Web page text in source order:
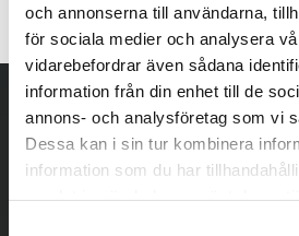
och annonserna till användarna,
för sociala medier och analysera
vidarebefordrar även sådana
information från din enhet till de
annons- och analysföretag som vi
Dessa kan i sin tur kombinera
information som du har